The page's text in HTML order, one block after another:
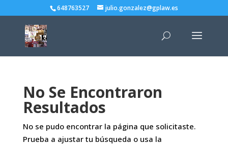
648763527 julio.gonzalez@gplaw.es
No Se Encontraron
Resultados
No se pudo encontrar la página que solicitaste.
Prueba a ajustar tu búsqueda o usa la